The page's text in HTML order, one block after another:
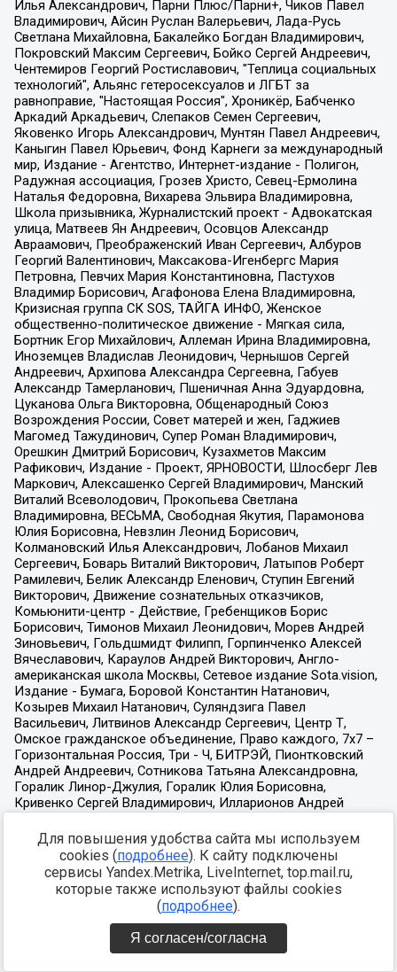
Для повышения удобства сайта мы используем
cookies (подробнее). К сайту подключены
сервисы Yandex.Metrika, LiveInternet, top.mail.ru,
которые также используют файлы cookies
(подробнее).
Я согласен/согласна